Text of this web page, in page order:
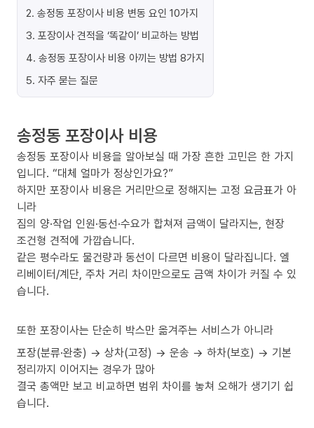
2. 송정동 포장이사 비용 변동 요인 10가지
3. 포장이사 견적을 ‘똑같이’ 비교하는 방법
4. 송정동 포장이사 비용 아끼는 방법 8가지
5. 자주 묻는 질문
송정동 포장이사 비용
송정동 포장이사 비용을 알아보실 때 가장 흔한 고민은 한 가지
입니다. “대체 얼마가 정상인가요?”
하지만 포장이사 비용은 거리만으로 정해지는 고정 요금표가 아
니라
짐의 양·작업 인원·동선·수요가 합쳐져 금액이 달라지는, 현장
조건형 견적에 가깝습니다.
같은 평수라도 물건량과 동선이 다르면 비용이 달라집니다. 엘
리베이터/계단, 주차 거리 차이만으로도 금액 차이가 커질 수 있
습니다.
또한 포장이사는 단순히 박스만 옮겨주는 서비스가 아니라
포장(분류·완충) → 상차(고정) → 운송 → 하차(보호) → 기본
정리까지 이어지는 경우가 많아
결국 총액만 보고 비교하면 범위 차이를 놓쳐 오해가 생기기 쉽
습니다.